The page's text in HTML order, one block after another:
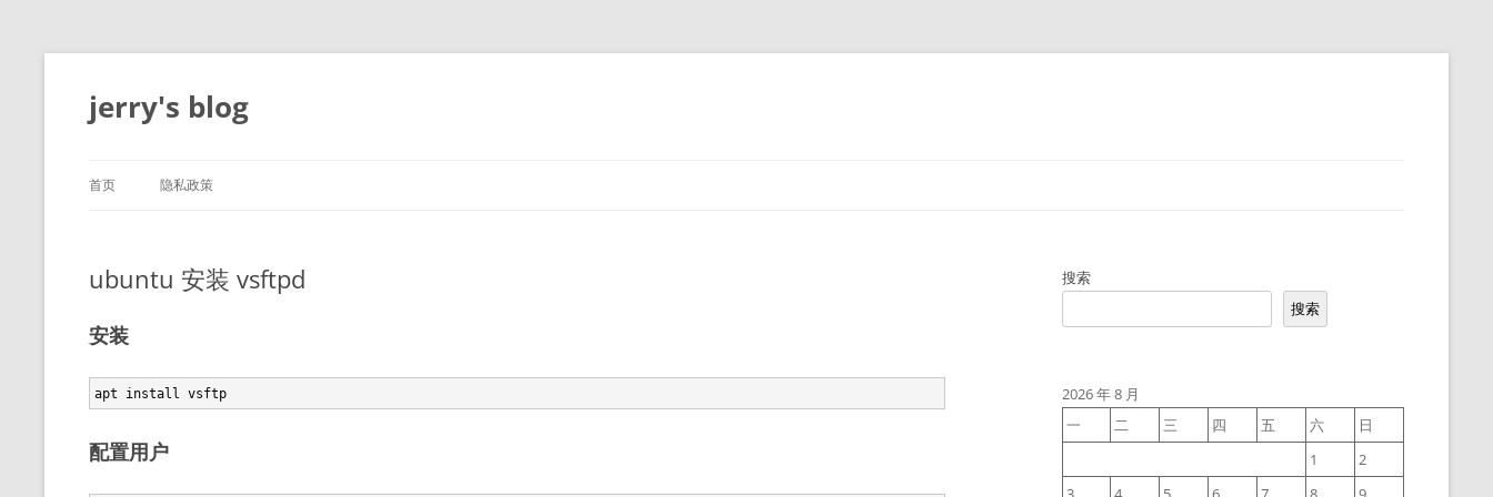
跳
正
文
jerry's blog
首页 隐私政策
ubuntu 安装 vsftpd
安装
配置用户
搜索
搜索
2026 年 8 月
一
二 三 四 五 六
日
1
2